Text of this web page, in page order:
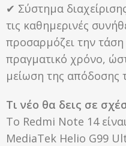
✔ Σύστημα
τις καθημερινές
προσαρμόζει την
πραγματικό χρόνο,
μείωση της απόδοσης
Τι νέο θα δεις σε
Το Redmi Note 14
MediaTek Helio G99